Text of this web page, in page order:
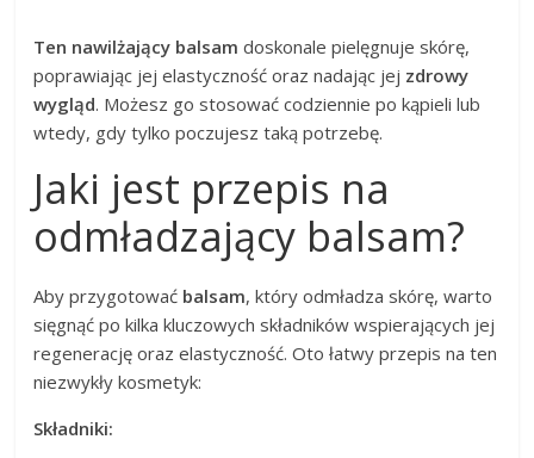
Ten nawilżający balsam doskonale pielęgnuje skórę,
poprawiając jej elastyczność oraz nadając jej zdrowy
wygląd. Możesz go stosować codziennie po kąpieli lub
wtedy, gdy tylko poczujesz taką potrzebę.
Jaki jest przepis na
odmładzający balsam?
Aby przygotować balsam, który odmładza skórę, warto
sięgnąć po kilka kluczowych składników wspierających jej
regenerację oraz elastyczność. Oto łatwy przepis na ten
niezwykły kosmetyk:
Składniki: